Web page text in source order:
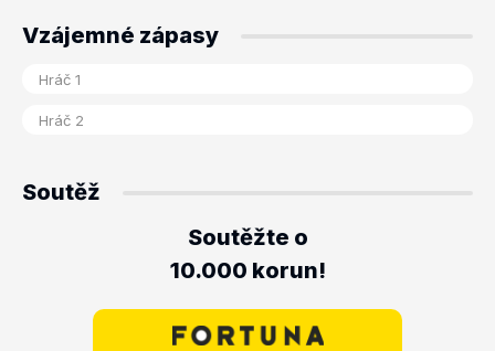
Vzájemné zápasy
Soutěž
Soutěžte o
10.000 korun!